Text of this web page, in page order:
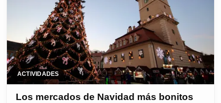
ACTIVIDADES
Los mercados de Navidad más bonitos